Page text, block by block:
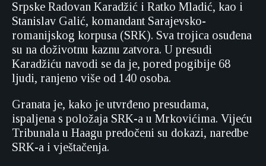
Srpske Radovan Karadžić i Ratko Mladić, kao i
Stanislav Galić, komandant Sarajevsko-
romanijskog korpusa (SRK). Sva trojica osuđena
su na doživotnu kaznu zatvora. U presudi
Karadžiću navodi se da je, pored pogibije 68
ljudi, ranjeno više od 140 osoba.
Granata je, kako je utvrđeno presudama,
ispaljena s položaja SRK-a u Mrkovićima. Vijeću
Tribunala u Haagu predočeni su dokazi, naredbe
SRK-a i vještačenja.